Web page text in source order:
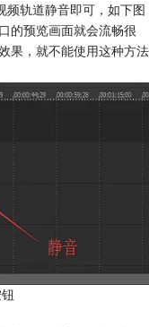
频轨道静音即可，如下图
的预览画面就会流畅很
果，就不能使用这种方法